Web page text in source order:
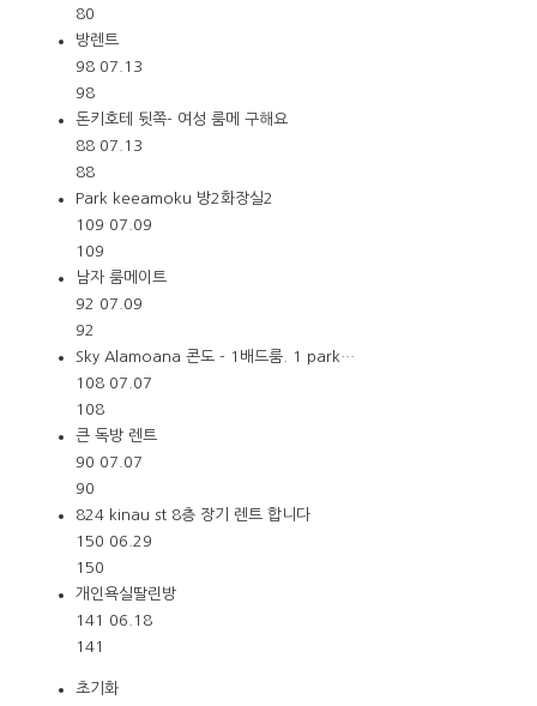
80
방렌트
98 07.13
98
돈키호테 뒷쪽- 여성 룸메 구해요
88 07.13
88
Park keeamoku 방2화장실2
109 07.09
109
남자 룸메이트
92 07.09
92
Sky Alamoana 콘도 - 1배드룸. 1 park…
108 07.07
108
큰 독방 렌트
90 07.07
90
824 kinau st 8층 장기 렌트 합니다
150 06.29
150
개인욕실딸린방
141
06.18
141
초기화